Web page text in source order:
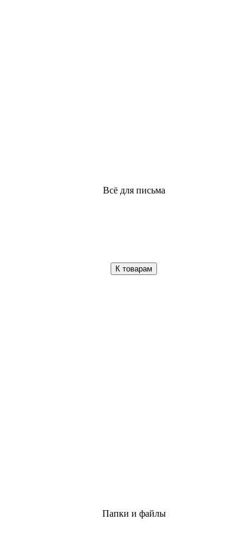
Всё для письма
К товарам
Папки и файлы